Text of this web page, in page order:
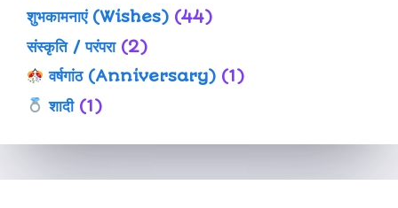
शुभकामनाएं (Wishes) (44)
संस्कृति / परंपरा(2)
वर्षगांठ (Anniversary) (1)
शादी(1)